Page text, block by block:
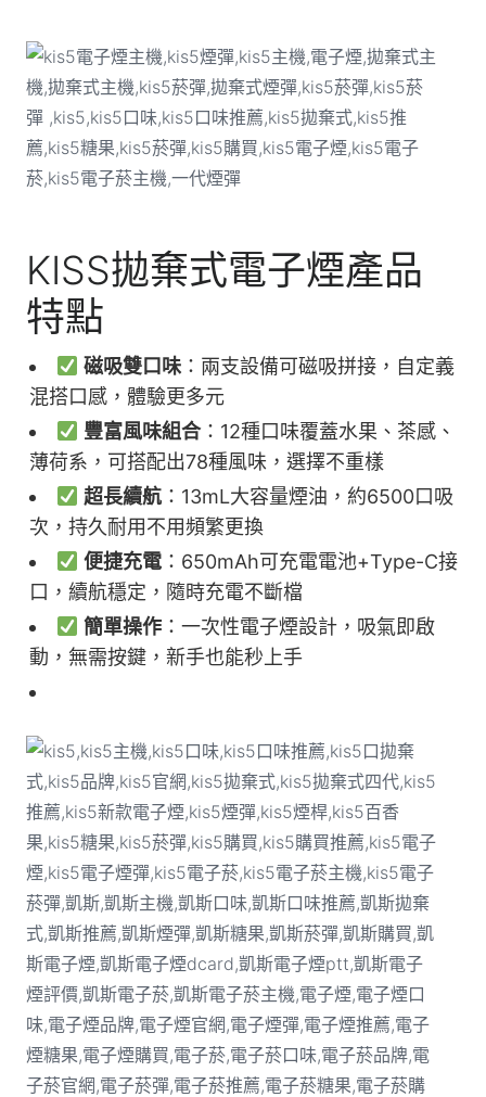
KISS拋棄式電子煙產品
特點
磁吸雙口味 ：兩支設備可磁吸拼接，自定義
混搭口感，體驗更多元
豐富風味組合：12種口味覆蓋水果、茶感、
薄荷系，可搭配出78種風味，選擇不重樣
超長續航 ：13mL大容量煙油，約6500口吸
次，持久耐用不用頻繁更換
便捷充電 ：650mAh可充電電池+Type-C接
口，續航穩定，隨時充電不斷檔
簡單操作 ：一次性電子煙設計，吸氣即啟
動，無需按鍵，新手也能秒上手